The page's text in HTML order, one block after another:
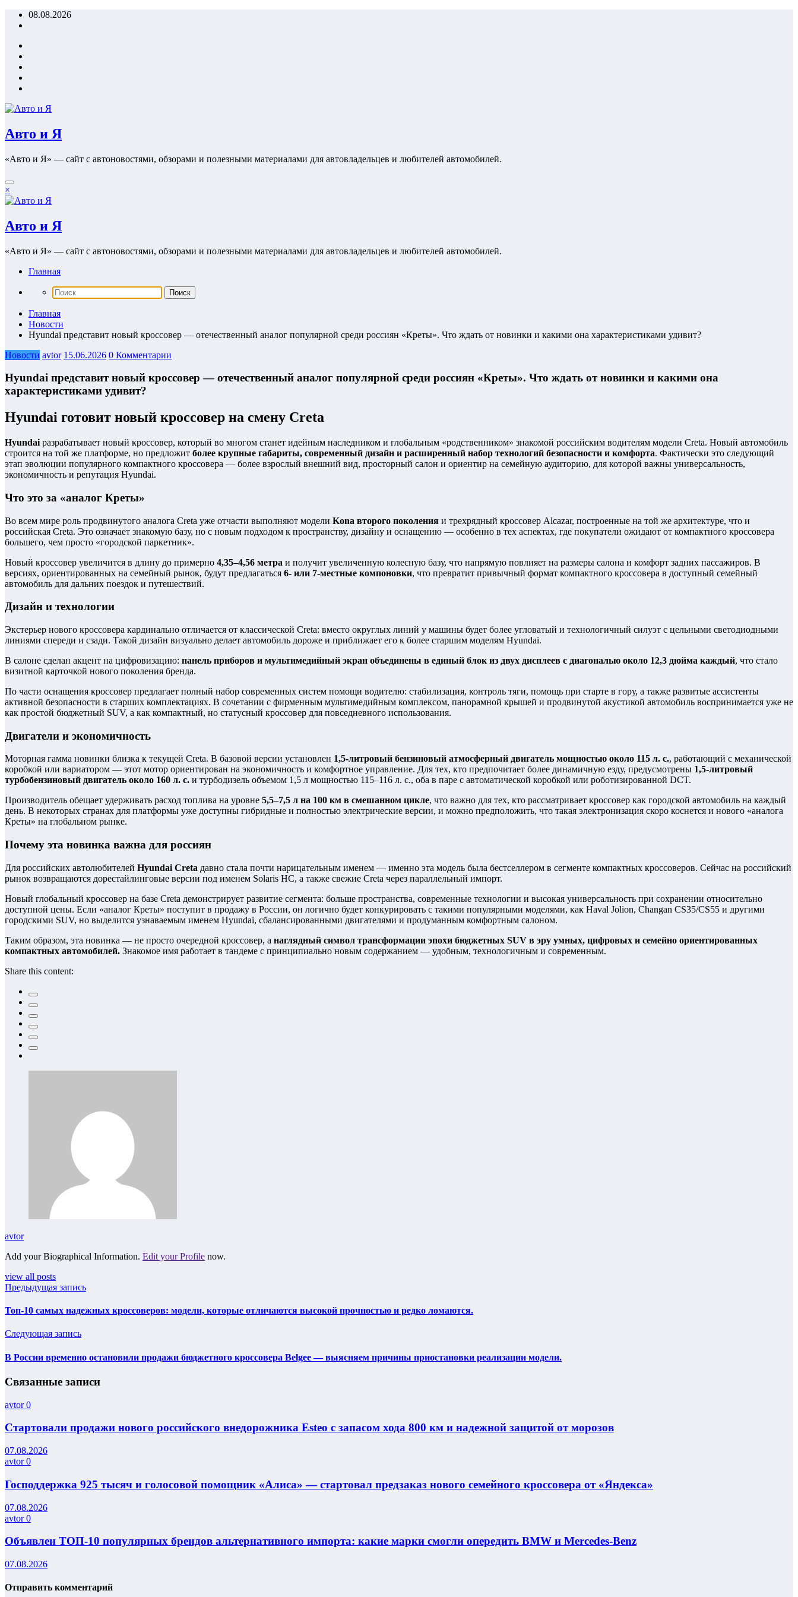
Перейти08.08.2026
Авто и Я
«Авто и Я» — сайт с автоновостями, обзорами и полезными материалами для автовладельцев и любителей автомобилей.
×
Авто и Я
«Авто и Я» — сайт с автоновостями, обзорами и полезными материалами для автовладельцев и любителей автомобилей.
Главная
Главная
Новости
Hyundai представит новый кроссовер — отечественный аналог популярной среди россиян «Креты». Что ждать от новинки и какими она характеристиками удивит?
Новости avtor 15.06.2026 0 Комментарии
Hyundai представит новый кроссовер — отечественный аналог популярной среди россиян «Креты». Что ждать от новинки и какими она
характеристиками удивит?
Hyundai готовит новый кроссовер на смену Creta
Hyundai разрабатывает новый кроссовер, который во многом станет идейным наследником и глобальным «родственником» знакомой российским водителям модели Creta. Новый автомобиль
строится на той же платформе, но предложит более крупные габариты, современный дизайн и расширенный набор технологий безопасности и комфорта. Фактически это следующий
этап эволюции популярного компактного кроссовера — более взрослый внешний вид, просторный салон и ориентир на семейную аудиторию, для которой важны универсальность,
экономичность и репутация Hyundai.
Что это за «аналог Креты»
Во всем мире роль продвинутого аналога Creta уже отчасти выполняют модели Kona второго поколения и трехрядный кроссовер Alcazar, построенные на той же архитектуре, что и
российская Creta. Это означает знакомую базу, но с новым подходом к пространству, дизайну и оснащению — особенно в тех аспектах, где покупатели ожидают от компактного кроссовера
большего, чем просто «городской паркетник».
Новый кроссовер увеличится в длину до примерно 4,35–4,56 метра и получит увеличенную колесную базу, что напрямую повлияет на размеры салона и комфорт задних пассажиров. В
версиях, ориентированных на семейный рынок, будут предлагаться 6- или 7-местные компоновки, что превратит привычный формат компактного кроссовера в доступный семейный
автомобиль для дальних поездок и путешествий.
Дизайн и технологии
Экстерьер нового кроссовера кардинально отличается от классической Creta: вместо округлых линий у машины будет более угловатый и технологичный силуэт с цельными светодиодными
линиями спереди и сзади. Такой дизайн визуально делает автомобиль дороже и приближает его к более старшим моделям Hyundai.
В салоне сделан акцент на цифровизацию: панель приборов и мультимедийный экран объединены в единый блок из двух дисплеев с диагональю около 12,3 дюйма каждый, что стало
визитной карточкой нового поколения бренда.
По части оснащения кроссовер предлагает полный набор современных систем помощи водителю: стабилизация, контроль тяги, помощь при старте в гору, а также развитые ассистенты
активной безопасности в старших комплектациях. В сочетании с фирменным мультимедийным комплексом, панорамной крышей и продвинутой акустикой автомобиль воспринимается уже не
как простой бюджетный SUV, а как компактный, но статусный кроссовер для повседневного использования.
Двигатели и экономичность
Моторная гамма новинки близка к текущей Creta. В базовой версии установлен 1,5-литровый бензиновый атмосферный двигатель мощностью около 115 л. с., работающий с механической
коробкой или вариатором — этот мотор ориентирован на экономичность и комфортное управление. Для тех, кто предпочитает более динамичную езду, предусмотрены 1,5-литровый
турбобензиновый двигатель около 160 л. с. и турбодизель объемом 1,5 л мощностью 115–116 л. с., оба в паре с автоматической коробкой или роботизированной DCT.
Производитель обещает удерживать расход топлива на уровне 5,5–7,5 л на 100 км в смешанном цикле, что важно для тех, кто рассматривает кроссовер как городской автомобиль на каждый
день. В некоторых странах для платформы уже доступны гибридные и полностью электрические версии, и можно предположить, что такая электронизация скоро коснется и нового «аналога
Креты» на глобальном рынке.
Почему эта новинка важна для россиян
Для российских автолюбителей Hyundai Creta давно стала почти нарицательным именем — именно эта модель была бестселлером в сегменте компактных кроссоверов. Сейчас на российский
рынок возвращаются дорестайлинговые версии под именем Solaris HC, а также свежие Creta через параллельный импорт.
Новый глобальный кроссовер на базе Creta демонстрирует развитие сегмента: больше пространства, современные технологии и высокая универсальность при сохранении относительно
доступной цены. Если «аналог Креты» поступит в продажу в России, он логично будет конкурировать с такими популярными моделями, как Haval Jolion, Changan CS35/CS55 и другими
городскими SUV, но выделится узнаваемым именем Hyundai, сбалансированными двигателями и продуманным комфортным салоном.
Таким образом, эта новинка — не просто очередной кроссовер, а наглядный символ трансформации эпохи бюджетных SUV в эру умных, цифровых и семейно ориентированных
компактных автомобилей. Знакомое имя работает в тандеме с принципиально новым содержанием — удобным, технологичным и современным.
Share this content:
avtor
Add your Biographical Information. Edit your Profile now.
view all posts
Предыдущая запись
Топ-10 самых надежных кроссоверов: модели, которые отличаются высокой прочностью и редко ломаются.
Следующая запись
В России временно остановили продажи бюджетного кроссовера Belgee — выясняем причины приостановки реализации модели.
Связанные записи
avtor0
Стартовали продажи нового российского внедорожника Esteo с запасом хода 800 км и надежной защитой от морозов
07.08.2026
avtor0
Господдержка 925 тысяч и голосовой помощник «Алиса» — стартовал предзаказ нового семейного кроссовера от «Яндекса»
07.08.2026
avtor0
Объявлен ТОП-10 популярных брендов альтернативного импорта: какие марки смогли опередить BMW и Mercedes-Benz
07.08.2026
Отправить комментарий